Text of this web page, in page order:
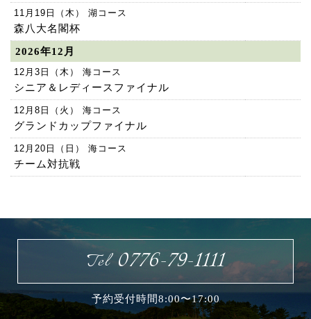
11月19日（木） 湖コース
森八大名閣杯
2026年12月
12月3日（木） 海コース
シニア＆レディースファイナル
12月8日（火） 海コース
グランドカップファイナル
12月20日（日） 海コース
チーム対抗戦
Tel 0776-79-1111
予約受付時間8:00〜17:00